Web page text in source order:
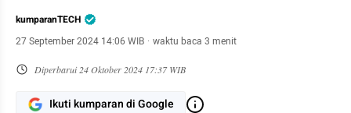
kumparanTECH
27 September 2024 14:06 WIB · waktu baca 3 menit
Diperbarui24 Oktober 2024 17:37 WIB
Ikuti kumparan di Google